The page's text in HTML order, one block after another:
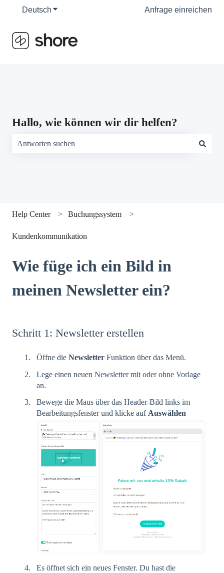
Deutsch Untermenü für Übersetzungen anzeigen
Anfrage einreichen
Hallo, wie können wir dir helfen?
Help Center Buchungssystem
Kundenkommunikation
Wie füge ich ein Bild in
meinen Newsletter ein?
Schritt 1: Newsletter erstellen
Öffne die Newsletter Funktion über das Menü.
Lege einen neuen Newsletter mit oder ohne Vorlage
an.
Bewege die Maus über das Header-Bild links im
Bearbeitungsfenster und klicke auf Auswählen
Es öffnet sich ein neues Fenster. Du hast die